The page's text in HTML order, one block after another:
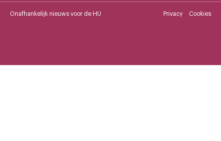
Onafhankelijk nieuws voor de HU Privacy Cookies